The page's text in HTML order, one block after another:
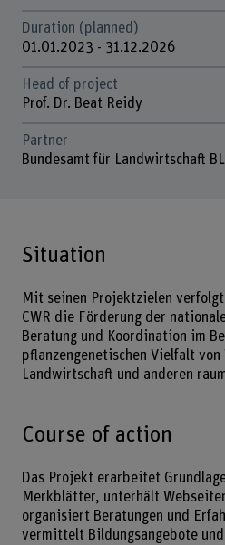
Duration (planned)
01.01.2023 - 31.12.2026
Head of project
Prof. Dr. Beat Reidy
Partner
Bundesamt für Landwirtschaft
Situation
Mit seinen Projektzielen
CWR die Förderung der
Beratung und Koordination im
pflanzengenetischen Vielfalt
Landwirtschaft und anderen
Course of action
Das Projekt erarbeitet
Merkblätter, unterhält
organisiert Beratungen und
vermittelt Bildungsangebote